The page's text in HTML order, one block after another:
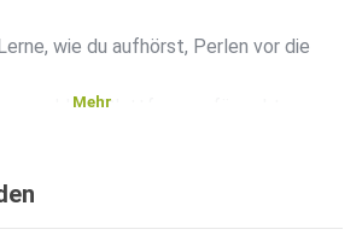
wie du aufhörst, Perlen vor die
klare Plattformen für echte
Mehr